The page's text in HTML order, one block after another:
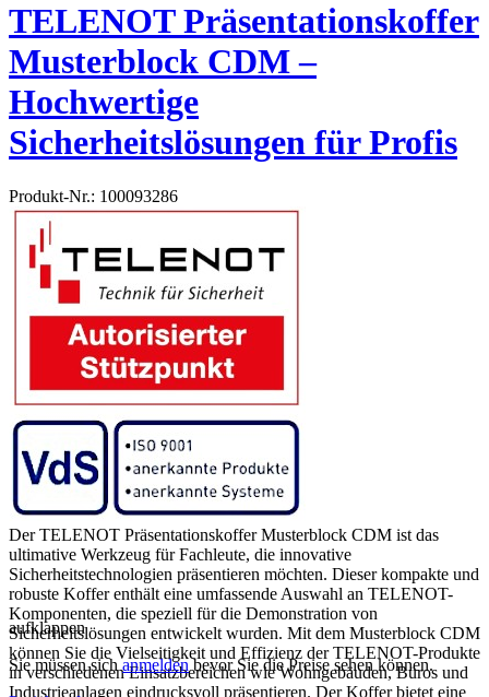
TELENOT Präsentationskoffer
Musterblock CDM –
Hochwertige
Sicherheitslösungen für Profis
Produkt-Nr.: 100093286
Der TELENOT Präsentationskoffer Musterblock CDM ist das
ultimative Werkzeug für Fachleute, die innovative
Sicherheitstechnologien präsentieren möchten. Dieser kompakte und
robuste Koffer enthält eine umfassende Auswahl an TELENOT-
Komponenten, die speziell für die Demonstration von
Sicherheitslösungen entwickelt wurden. Mit dem Musterblock CDM
können Sie die Vielseitigkeit und Effizienz der TELENOT-Produkte
in verschiedenen Einsatzbereichen wie Wohngebäuden, Büros und
Industrieanlagen eindrucksvoll präsentieren. Der Koffer bietet eine
aufklappen
Sie müssen sichanmeldenbevor Sie die Preise sehen können.